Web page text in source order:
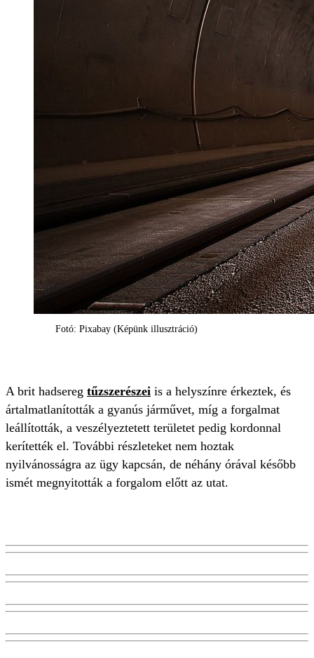
Fotó: Pixabay (Képünk illusztráció)
A brit hadsereg tűzszerészei is a helyszínre érkeztek, és
ártalmatlanították a gyanús járművet, míg a forgalmat
leállították, a veszélyeztetett területet pedig kordonnal
kerítették el. További részleteket nem hoztak
nyilvánosságra az ügy kapcsán, de néhány órával később
ismét megnyitották a forgalom előtt az utat.